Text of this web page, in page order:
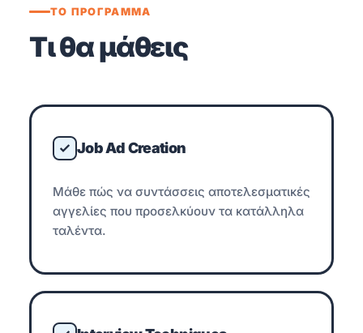
ΤΟ ΠΡΟΓΡΑΜΜΑ
Τι θα μάθεις
Job Ad Creation
Μάθε πώς να συντάσσεις αποτελεσματικές
αγγελίες που προσελκύουν τα κατάλληλα
ταλέντα.